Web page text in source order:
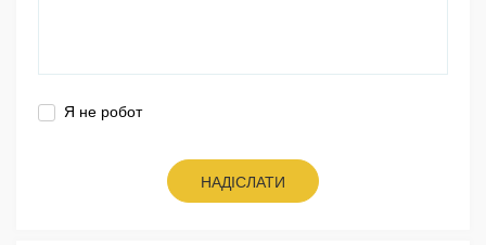
Я не робот
НАДІСЛАТИ